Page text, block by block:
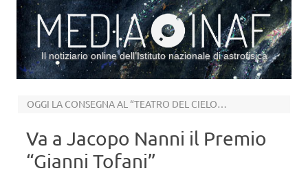
Il notiziario online dell’Istituto nazionale di astrofisica
OGGI LA CONSEGNA AL “TEATRO DEL CIELO” DELL’INAF DI ARCETRI
Va a Jacopo Nanni il Premio
“Gianni Tofani”